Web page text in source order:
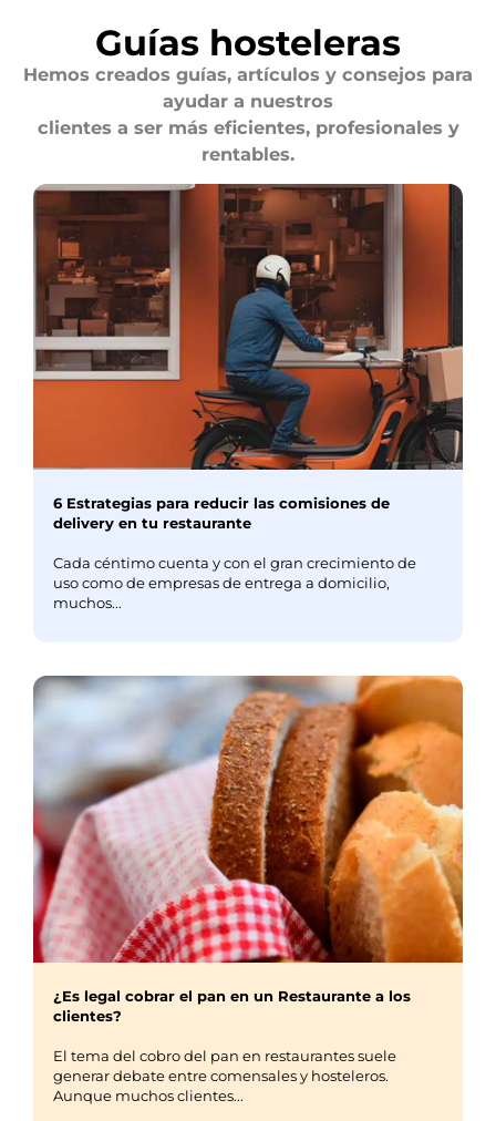
Guías hosteleras
Hemos creados guías, artículos y consejos para
ayudar a nuestros
clientes a ser más eficientes, profesionales y
rentables.
6 Estrategias para reducir las comisiones de
delivery en tu restaurante
Cada céntimo cuenta y con el gran crecimiento de
uso como de empresas de entrega a domicilio,
muchos...
¿Es legal cobrar el pan en un Restaurante a los
clientes?
El tema del cobro del pan en restaurantes suele
generar debate entre comensales y hosteleros.
Aunque muchos clientes...